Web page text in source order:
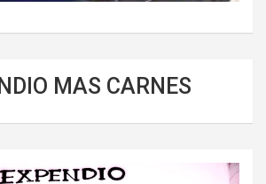
MAS CARNES